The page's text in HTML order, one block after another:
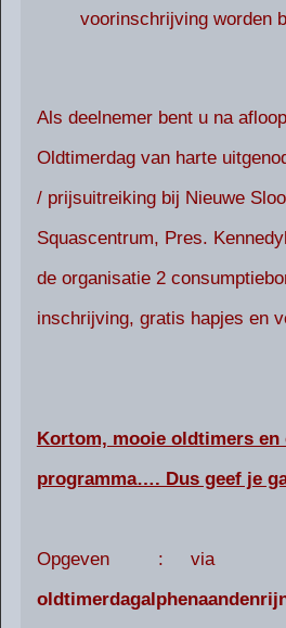
voorinschrijving worden
Als deelnemer bent u na
Oldtimerdag van harte
/ prijsuitreiking bij Nieuwe
Squascentrum, Pres.
de organisatie 2
inschrijving, gratis hapjes en
Kortom, mooie oldtimers en
programma…. Dus geef je
Opgeven : via